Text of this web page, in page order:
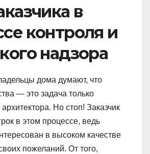
в
контроля и
надзора
дома думают, что
— это задача только
Но стоп! Заказчик
в этом процессе, ведь
в высоком качестве
пожеланий. От того,